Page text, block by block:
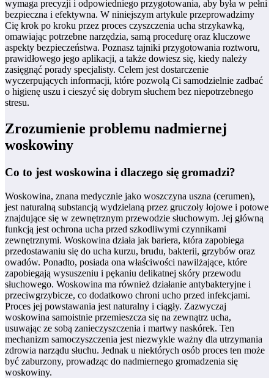
wymaga precyzji i odpowiedniego przygotowania, aby była w pełni
bezpieczna i efektywna. W niniejszym artykule przeprowadzimy
Cię krok po kroku przez proces czyszczenia ucha strzykawką,
omawiając potrzebne narzędzia, samą procedurę oraz kluczowe
aspekty bezpieczeństwa. Poznasz tajniki przygotowania roztworu,
prawidłowego jego aplikacji, a także dowiesz się, kiedy należy
zasięgnąć porady specjalisty. Celem jest dostarczenie
wyczerpujących informacji, które pozwolą Ci samodzielnie zadbać
o higienę uszu i cieszyć się dobrym słuchem bez niepotrzebnego
stresu.
Zrozumienie problemu nadmiernej
woskowiny
Co to jest woskowina i dlaczego się gromadzi?
Woskowina, znana medycznie jako woszczyna uszna (cerumen),
jest naturalną substancją wydzielaną przez gruczoły łojowe i potowe
znajdujące się w zewnętrznym przewodzie słuchowym. Jej główną
funkcją jest ochrona ucha przed szkodliwymi czynnikami
zewnętrznymi. Woskowina działa jak bariera, która zapobiega
przedostawaniu się do ucha kurzu, brudu, bakterii, grzybów oraz
owadów. Ponadto, posiada ona właściwości nawilżające, które
zapobiegają wysuszeniu i pękaniu delikatnej skóry przewodu
słuchowego. Woskowina ma również działanie antybakteryjne i
przeciwgrzybicze, co dodatkowo chroni ucho przed infekcjami.
Proces jej powstawania jest naturalny i ciągły. Zazwyczaj
woskowina samoistnie przemieszcza się na zewnątrz ucha,
usuwając ze sobą zanieczyszczenia i martwy naskórek. Ten
mechanizm samoczyszczenia jest niezwykle ważny dla utrzymania
zdrowia narządu słuchu. Jednak u niektórych osób proces ten może
być zaburzony, prowadząc do nadmiernego gromadzenia się
woskowiny.